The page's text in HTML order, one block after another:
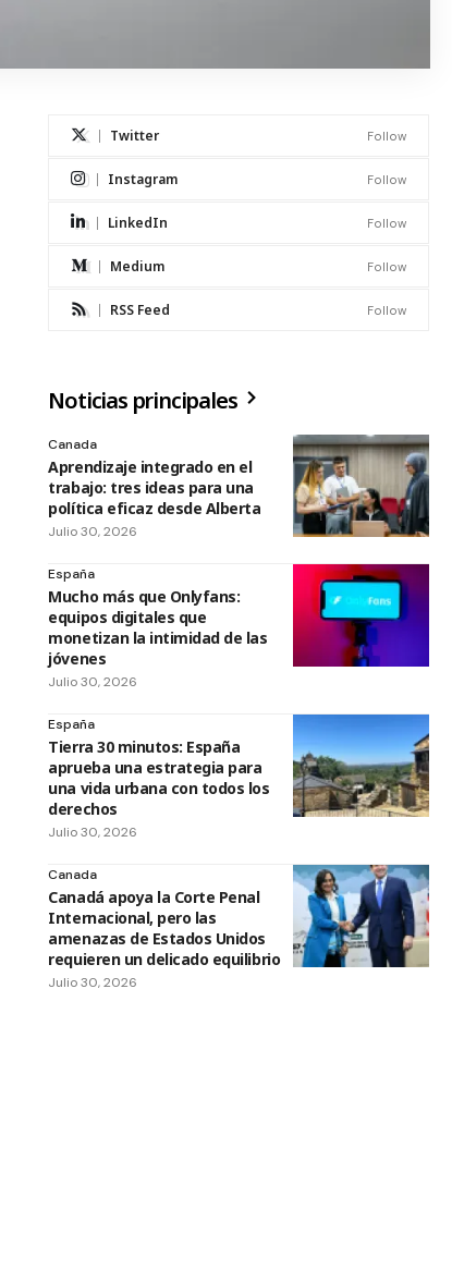
Twitter Follow
Instagram Follow
LinkedIn Follow
Medium Follow
RSS Feed Follow
Noticias principales
Canada
Aprendizaje integrado en el
trabajo: tres ideas para una
política eficaz desde Alberta
Julio 30, 2026
España
Mucho más que Onlyfans:
equipos digitales que
monetizan la intimidad de las
jóvenes
Julio 30, 2026
España
Tierra 30 minutos: España
aprueba una estrategia para
una vida urbana con todos los
derechos
Julio 30, 2026
Canada
Canadá apoya la Corte Penal
Internacional, pero las
amenazas de Estados Unidos
requieren un delicado equilibrio
Julio 30, 2026